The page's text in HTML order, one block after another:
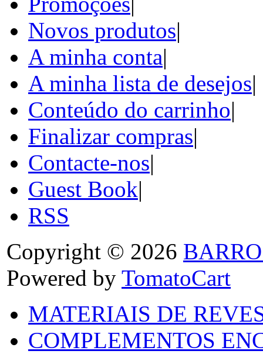
Novos produtos|
A minha conta|
A minha lista de desejos|
Conteúdo do carrinho|
Finalizar compras|
Contacte-nos|
Guest Book|
RSS
Copyright © 2026
Powered by TomatoCart
MATERIAIS DE
COMPLEMENTOS